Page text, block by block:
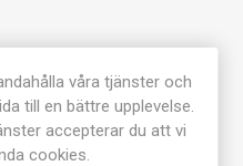
även nedanstående
våra tjänster och
till en bättre upplevelse.
accepterar du att vi
cookies.